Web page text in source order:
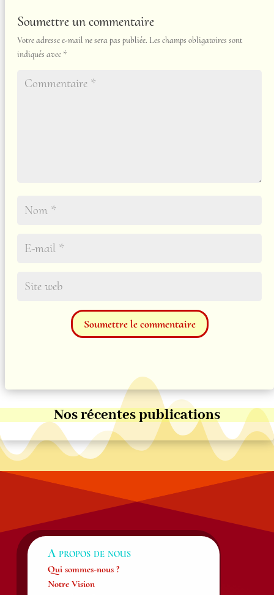
Soumettre un commentaire
Votre adresse e-mail ne sera pas publiée. Les champs obligatoires sont
indiqués avec *
Soumettre le commentaire
Nos récentes publications
A propos de nous
Qui sommes-nous ?
Notre Vision